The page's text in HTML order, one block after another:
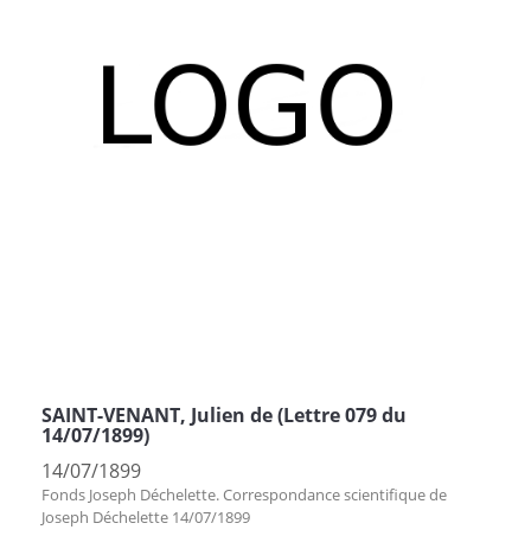
SAINT-VENANT, Julien de (Lettre 079 du
14/07/1899)
14/07/1899
Fonds Joseph Déchelette. Correspondance scientifique de
Joseph Déchelette 14/07/1899